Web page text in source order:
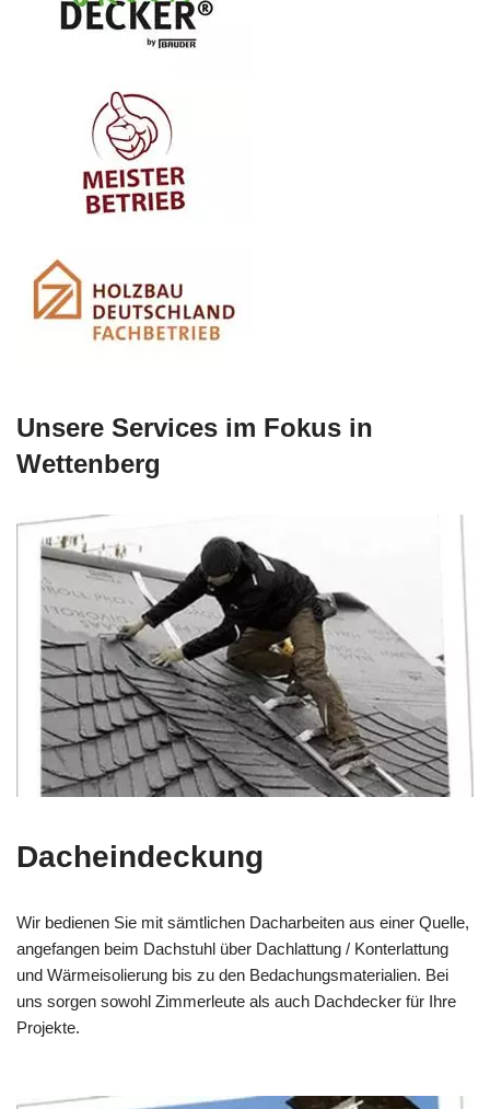
Unsere Services im Fokus in
Wettenberg
Dacheindeckung
Wir bedienen Sie mit sämtlichen Dacharbeiten aus einer Quelle,
angefangen beim Dachstuhl über Dachlattung / Konterlattung
und Wärmeisolierung bis zu den Bedachungsmaterialien. Bei
uns sorgen sowohl Zimmerleute als auch Dachdecker für Ihre
Projekte.